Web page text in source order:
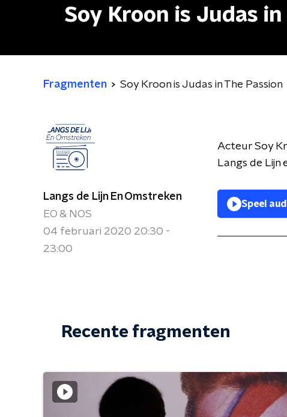
Soy Kroon is Judas in
Fragmenten Soy Kroon is Judas in The Passion
Langs de Lijn En Omstreken
EO & NOS
04 februari 2020 20:30 -
23:00
Acteur Soy
Langs de Lijn
Speel
Recente fragmenten